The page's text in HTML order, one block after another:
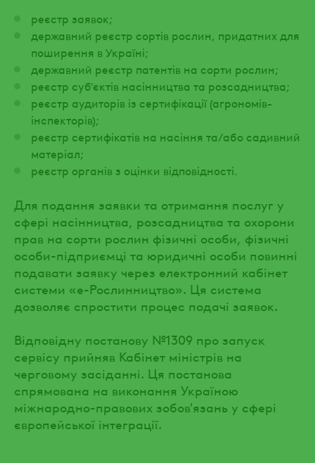
реєстр заявок;
державний реєстр сортів рослин, придатних для
поширення в Україні;
державний реєстр патентів на сорти рослин;
реєстр суб'єктів насінництва та розсадництва;
реєстр аудиторів із сертифікації (агрономів-
інспекторів);
реєстр сертифікатів на насіння та/або садивний
матеріал;
реєстр органів з оцінки відповідності.
Для подання заявки та отримання послуг у
сфері насінництва, розсадництва та охорони
прав на сорти рослин фізичні особи, фізичні
особи-підприємці та юридичні особи повинні
подавати заявку через електронний кабінет
системи «е-Рослинництво». Ця система
дозволяє спростити процес подачі заявок.
Відповідну постанову №1309 про запуск
сервісу прийняв Кабінет міністрів на
черговому засіданні. Ця постанова
спрямована на виконання Україною
міжнародно-правових зобов'язань у сфері
європейської інтеграції.